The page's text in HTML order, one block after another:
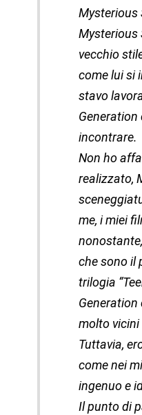
Mysterious
Mysterious
vecchio
come lui si
stavo
incontrare.
Non ho
realizzato,
me, i miei
che sono il
trilogia
Generation
molto vicini
Tuttavia,
come nei
ingenuo e
Il punto di